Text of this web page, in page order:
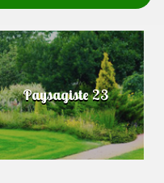
Paysagiste 23